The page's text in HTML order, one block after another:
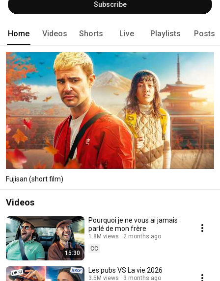
Subscribe
Home Videos Shorts Live Playlists Posts
Fujisan (short film)
Videos
15:30
Pourquoi je ne vous ai jamais
parlé de mon frère
1.8M views
2 months ago
CC
Les pubs VS La vie 2026
3.5M views
3 months ago